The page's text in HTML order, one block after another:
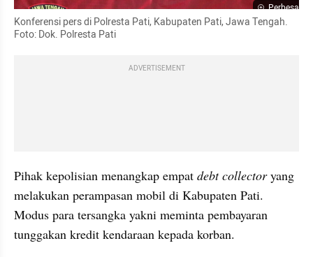
Perbesar
Konferensi pers di Polresta Pati, Kabupaten Pati, Jawa Tengah.
Foto: Dok. Polresta Pati
ADVERTISEMENT
Pihak kepolisian menangkap empat debt collector yang
melakukan perampasan mobil di Kabupaten Pati.
Modus para tersangka yakni meminta pembayaran
tunggakan kredit kendaraan kepada korban.